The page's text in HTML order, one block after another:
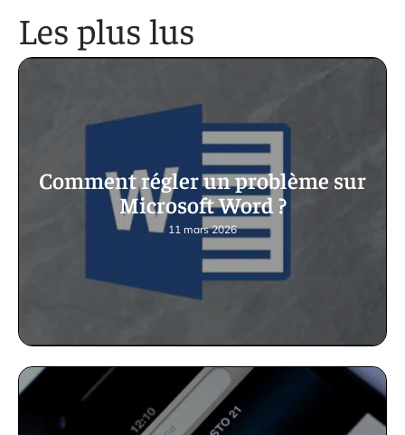
Les plus lus
Comment régler un problème sur
Microsoft Word ?
11 mars 2026